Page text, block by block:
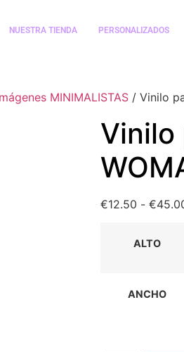
NUESTRA TIENDA PERSONALIZADOS
MINIMALISTAS / Vinilo
€12.50 - €
ALTO
ANCHO